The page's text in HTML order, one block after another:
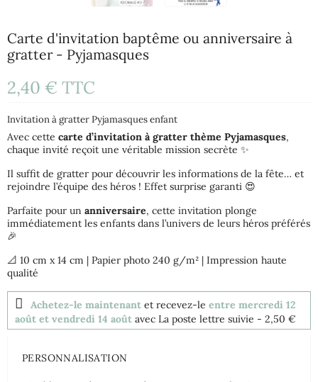
Carte d'invitation baptême ou anniversaire à
gratter - Pyjamasques
2,40 € TTC
Invitation à gratter Pyjamasques enfant
Avec cette carte d’invitation à gratter thème Pyjamasques,
chaque invité reçoit une véritable mission secrète ✨
Il suffit de gratter pour découvrir les informations de la fête… et
rejoindre l’équipe des héros ! Effet surprise garanti 😍
Parfaite pour un anniversaire, cette invitation plonge
immédiatement les enfants dans l’univers de leurs héros préférés
🎉
📐 10 cm x 14 cm | Papier photo 240 g/m² | Impression haute
qualité
Achetez-le maintenant et recevez-le entre mercredi 12
août et vendredi 14 août avec La poste lettre suivie - 2,50 €
PERSONNALISATION